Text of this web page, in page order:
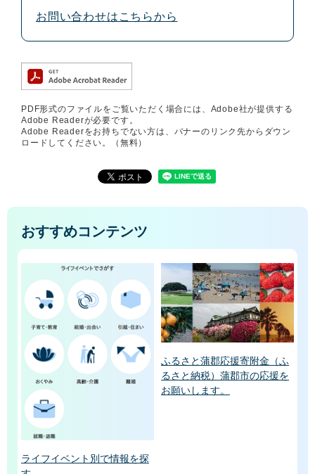
お問い合わせはこちらから
PDF形式のファイルをご覧いただく場合には、Adobe社が提供する
Adobe Readerが必要です。
Adobe Readerをお持ちでない方は、バナーのリンク先からダウン
ロードしてください。（無料）
おすすめコンテンツ
ライフイベント別で情報を探
ふるさと蒲郡応援寄附金（ふ
るさと納税）蒲郡市の応援を
お願いします。